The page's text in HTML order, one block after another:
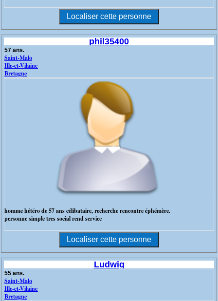
phil35400
57 ans.
Saint-Malo
Ille-et-Vilaine
Bretagne
homme hétéro de 57 ans célibataire, recherche rencontre éphémère.
personne simple tres social rend service
Ludwig
55 ans.
Saint-Malo
Ille-et-Vilaine
Bretagne